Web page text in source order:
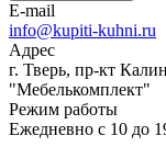
E-mail
info@kupiti-kuhni.ru
Адрес
г. Тверь, пр-кт
"Мебелькомплект"
Режим работы
Ежедневно с 10 до